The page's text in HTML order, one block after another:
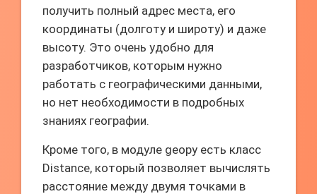
получить полный адрес места, его
координаты (долготу и широту) и даже
высоту. Это очень удобно для
разработчиков, которым нужно
работать с географическими данными,
но нет необходимости в подробных
знаниях географии.
Кроме того, в модуле geopy есть класс
Distance, который позволяет вычислять
расстояние между двумя точками в